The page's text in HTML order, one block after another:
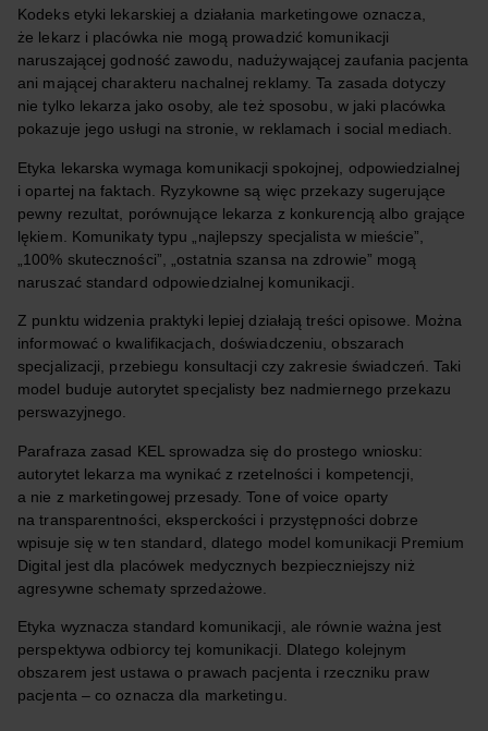
Kodeks etyki lekarskiej a działania marketingowe oznacza,
że lekarz i placówka nie mogą prowadzić komunikacji
naruszającej godność zawodu, nadużywającej zaufania pacjenta
ani mającej charakteru nachalnej reklamy. Ta zasada dotyczy
nie tylko lekarza jako osoby, ale też sposobu, w jaki placówka
pokazuje jego usługi na stronie, w reklamach i social mediach.
Etyka lekarska wymaga komunikacji spokojnej, odpowiedzialnej
i opartej na faktach. Ryzykowne są więc przekazy sugerujące
pewny rezultat, porównujące lekarza z konkurencją albo grające
lękiem. Komunikaty typu „najlepszy specjalista w mieście”,
„100% skuteczności”, „ostatnia szansa na zdrowie” mogą
naruszać standard odpowiedzialnej komunikacji.
Z punktu widzenia praktyki lepiej działają treści opisowe. Można
informować o kwalifikacjach, doświadczeniu, obszarach
specjalizacji, przebiegu konsultacji czy zakresie świadczeń. Taki
model buduje autorytet specjalisty bez nadmiernego przekazu
perswazyjnego.
Parafraza zasad KEL sprowadza się do prostego wniosku:
autorytet lekarza ma wynikać z rzetelności i kompetencji,
a nie z marketingowej przesady. Tone of voice oparty
na transparentności, eksperckości i przystępności dobrze
wpisuje się w ten standard, dlatego model komunikacji Premium
Digital jest dla placówek medycznych bezpieczniejszy niż
agresywne schematy sprzedażowe.
Etyka wyznacza standard komunikacji, ale równie ważna jest
perspektywa odbiorcy tej komunikacji. Dlatego kolejnym
obszarem jest ustawa o prawach pacjenta i rzeczniku praw
pacjenta – co oznacza dla marketingu.